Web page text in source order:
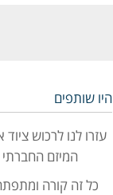
היו שותפים
עזרו לנו לרכוש
המיזם
כל זה קורה